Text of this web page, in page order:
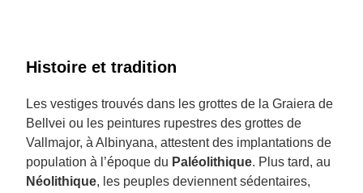
Histoire et tradition
Les vestiges trouvés dans les grottes de la Graiera de
Bellvei ou les peintures rupestres des grottes de
Vallmajor, à Albinyana, attestent des implantations de
population à l’époque du Paléolithique. Plus tard, au
Néolithique, les peuples deviennent sédentaires,